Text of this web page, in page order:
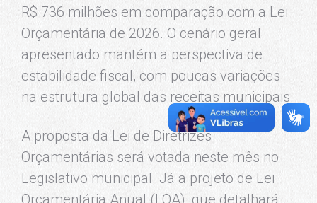
R$ 736 milhões em comparação com a Lei
Orçamentária de 2026. O cenário geral
apresentado mantém a perspectiva de
estabilidade fiscal, com poucas variações
na estrutura global das receitas municipais.
A proposta da Lei de Diretrizes
Orçamentárias será votada neste mês no
Legislativo municipal. Já a projeto de Lei
Orçamentária Anual (LOA), que detalhará